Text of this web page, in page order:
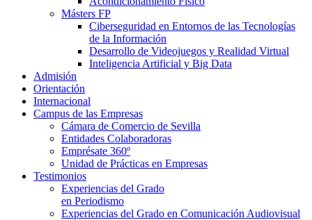
Másters FP
Ciberseguridad en Entornos de las Tecnologías
de la Información
Desarrollo de Videojuegos y Realidad Virtual
Inteligencia Artificial y Big Data
Admisión
Orientación
Internacional
Campus de las Empresas
Cámara de Comercio de Sevilla
Entidades Colaboradoras
Emprésate 360º
Unidad de Prácticas en Empresas
Testimonios
Experiencias del Grado
en Periodismo
Experiencias del Grado en Comunicación Audiovisual